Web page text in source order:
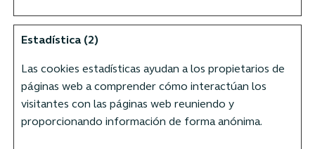
Estadística (2)
Las cookies estadísticas ayudan a los propietarios de
páginas web a comprender cómo interactúan los
visitantes con las páginas web reuniendo y
proporcionando información de forma anónima.